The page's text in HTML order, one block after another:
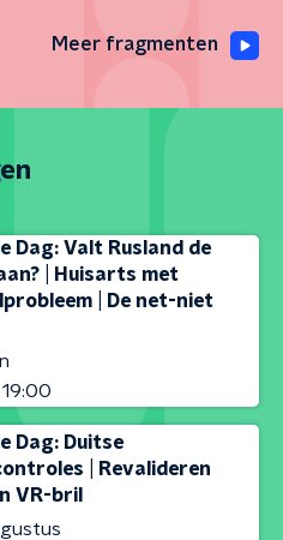
Meer fragmenten
Dag: Valt Rusland de
| Huisarts met
| De net-niet
Dag: Duitse
| Revalideren
VR-bril